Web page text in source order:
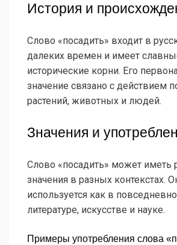
История и
Слово «посадить» входит в
далеких времен и имеет
исторические корни. Его
значение связано с действием
растений, животных и людей.
Значения и
Слово «посадить» может иметь
значения в разных контекстах.
используется как в
литературе, искусстве и науке.
Примеры употребления слова